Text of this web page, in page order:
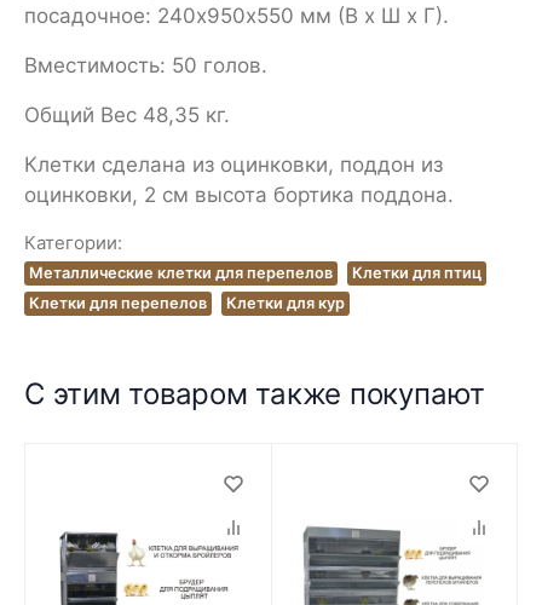
посадочное: 240х950х550 мм (В х Ш х Г).
Вместимость: 50 голов.
Общий Вес 48,35 кг.
Клетки сделана из оцинковки, поддон из
оцинковки, 2 см высота бортика поддона.
Категории:
Металлические клетки для перепелов
Клетки для птиц
Клетки для перепелов
Клетки для кур
С этим товаром также покупают